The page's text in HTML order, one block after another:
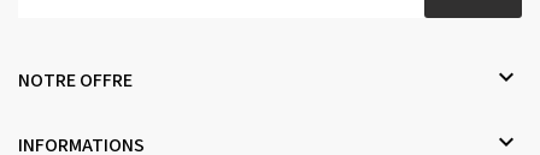
NOTRE OFFRE 
INFORMATIONS 